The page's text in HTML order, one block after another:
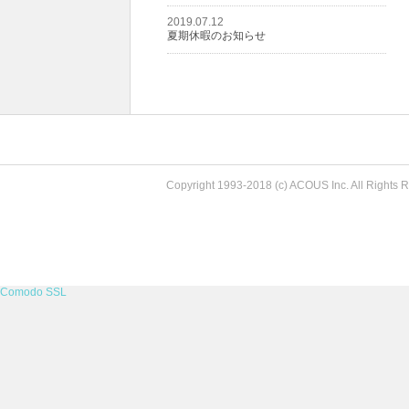
2019.07.12
夏期休暇のお知らせ
Copyright 1993-2018 (c) ACOUS Inc. All Rights
Comodo SSL